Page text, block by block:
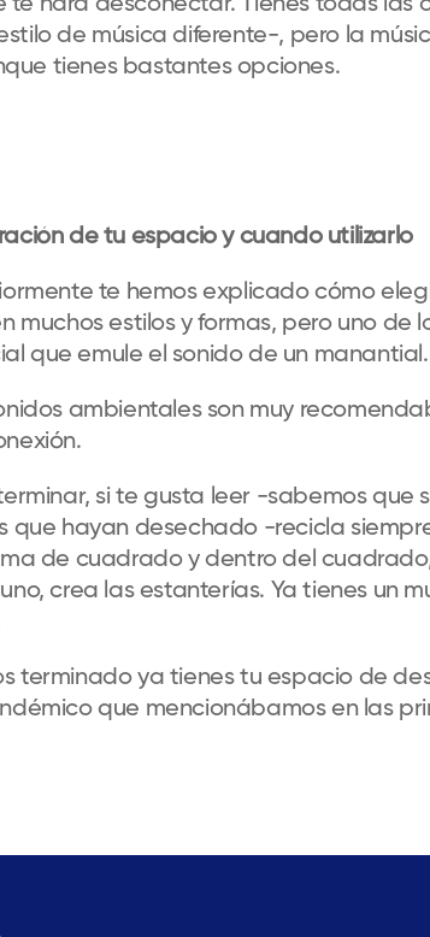
te hará desconectar. Tienes todas
de música diferente-, pero la
tienes bastantes opciones.
de tu espacio y cuando utilizarlo
te hemos explicado cómo
muchos estilos y formas, pero uno de
que emule el sonido de un manantial.
ambientales son muy
si te gusta leer -sabemos
que hayan desechado -recicla
de cuadrado y dentro del
crea las estanterías. Ya tienes un
terminado ya tienes tu espacio de
que mencionábamos en las